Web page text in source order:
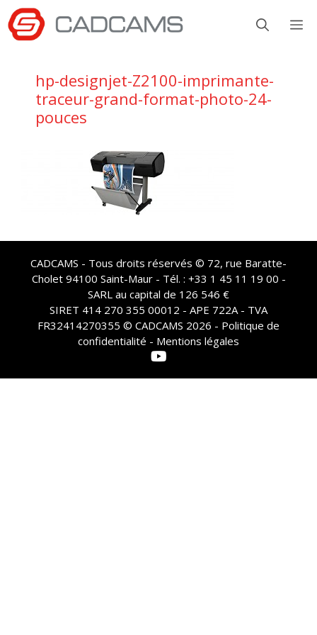
Aller
au
contenu
hp-designjet-Z2100-imprimante-
traceur-grand-format-photo-24-
pouces
CADCAMS - Tous droits réservés © 72, rue Baratte-
Cholet 94100 Saint-Maur - Tél. : +33 1 45 11 19 00 -
SARL au capital de 126 546 €
SIRET 414 270 355 00012 - APE 722A - TVA
FR32414270355 © CADCAMS 2026 - Politique de
confidentialité - Mentions légales